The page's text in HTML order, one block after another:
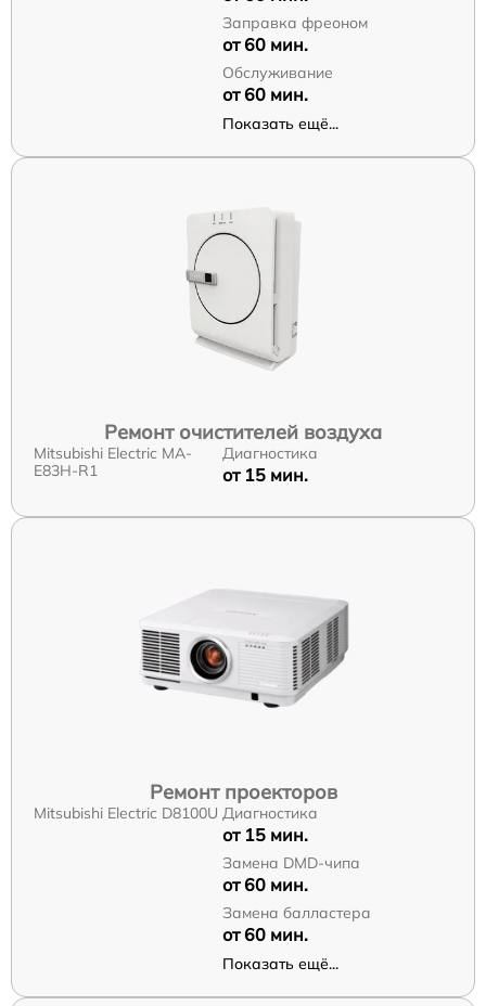
Заправка фреоном
от 60 мин.
Обслуживание
от 60 мин.
Показать ещё...
Ремонт очистителей воздуха
Mitsubishi Electric MA-
E83H-R1
Диагностика
от 15 мин.
Ремонт проекторов
Mitsubishi Electric D8100U Диагностика
от 15 мин.
Замена DMD-чипа
от 60 мин.
Замена балластера
от 60 мин.
Показать ещё...